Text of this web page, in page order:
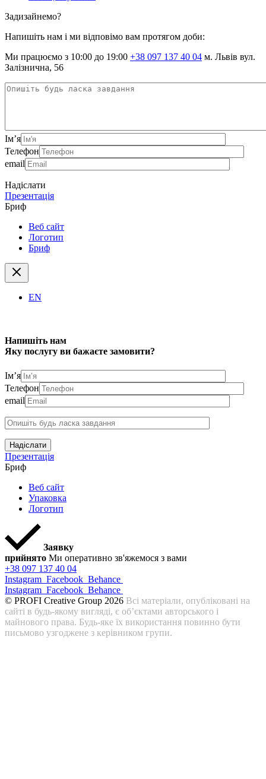
Задизайнемо?
Напишіть нам і ми відповімо вам протягом доби:
Ми працюємо з 10:00 до 19:00 +38 097 137 40 04 м. Львів вул.
Залізнична, 56
Ім’я
Телефон
email
Надіслати
Презентація
Бриф
Веб сайт
Логотип
Бриф
EN
Напишіть нам
Яку послугу ви бажаєте замовити?
Ім’я
Телефон
email
Надіслати
Презентація
Бриф
Веб сайт
Упаковка
Логотип
Заявку
прийнято Ми оперативно зв'яжемося з вами
+38 097 137 40 04
Instagram Facebook Behance
Instagram Facebook Behance
© PROFI Creative Group 2026 Всі матеріали, опубліковані на
сайті в будь-якому вигляді, є об’єктами авторського і
майнового права. Будь-яке їх використання повинно бути
письмово узгоджене з керівником групи.